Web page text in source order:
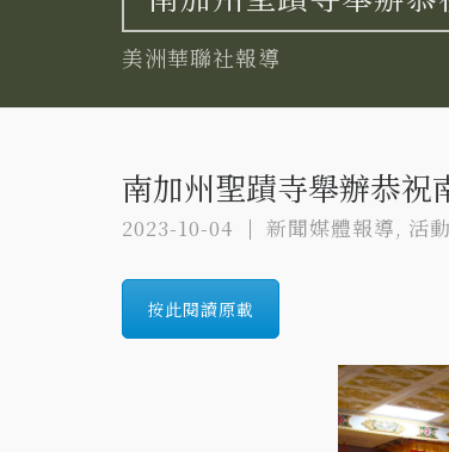
美洲華聯社報導
南加州聖蹟寺舉辦恭祝
2023-10-04 新聞媒體報導, 活
按此閱讀原載